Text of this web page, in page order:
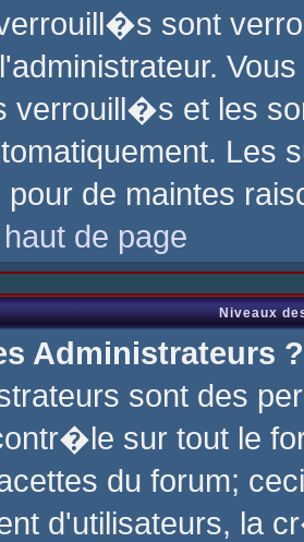
sont
verrouill�s et les
Les
de maintes
de page
Niveaux
Administrateurs ?
sont des
sur tout le
du forum;
d'utilisateurs, la